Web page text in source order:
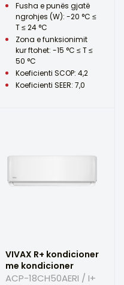
Fusha e punës gjatë
ngrohjes (W): -20 °C ≤
T ≤ 24 °C
Zona e funksionimit
kur ftohet: -15 °C ≤ T ≤
50 °C
Koeficienti SCOP: 4,2
Koeficienti SEER: 7,0
VIVAX R+ kondicioner
me kondicioner
ACP-18CH50AERI / I+